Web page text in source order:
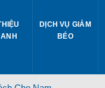
DỊCH VỤ GIẢM
BÉO